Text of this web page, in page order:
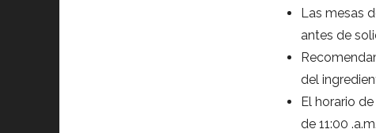
Las mesas
antes de
del
El horario
de 11:00